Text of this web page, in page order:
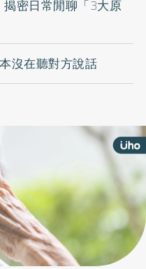
密日常閒聊「3大原
沒在聽對方說話